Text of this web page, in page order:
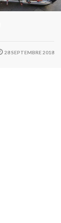
28 SEPTEMBRE 2018